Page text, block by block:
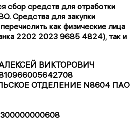
сбор средств для отработки
Средства для закупки
как физические лица
2202 2023 9685 4824), так и
АЛЕКСЕЙ ВИКТОРОВИЧ
ОТДЕЛЕНИЕ N8604 ПАО